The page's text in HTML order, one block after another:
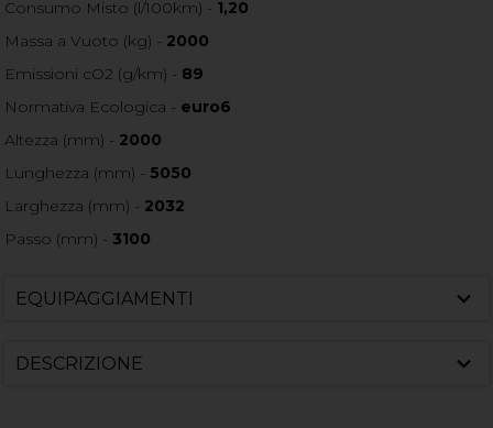
Consumo Misto (l/100km) - 1,20
Massa a Vuoto (kg) - 2000
Emissioni cO2 (g/km) - 89
Normativa Ecologica - euro6
Altezza (mm) - 2000
Lunghezza (mm) - 5050
Larghezza (mm) - 2032
Passo (mm) - 3100
EQUIPAGGIAMENTI
DESCRIZIONE